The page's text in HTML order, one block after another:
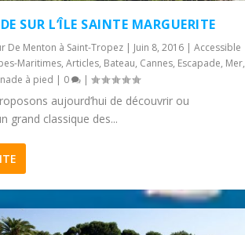
SUR L’ÎLE SAINTE MARGUERITE
De Menton à Saint-Tropez | Juin 8, 2016 |Accessible
Maritimes,Articles, Bateau, Cannes, Escapade, Mer,
à pied | 0 |
aujourd’hui de découvrir ou
grand classique des...